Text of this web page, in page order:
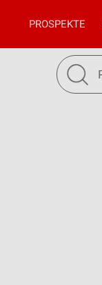
PROSPEKTE